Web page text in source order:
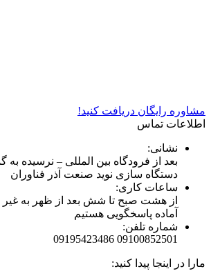
مشاوره رایگان دریافت کنید!
اطلاعات تماس
نشانی:
بعد از فرودگاه بین المللی – نرسیده
دستگاه سازی نوید صنعت آذر فناوران
ساعات کاری:
از هشت صبح تا شش بعد از ظهر به غیر
آماده پاسخگویی هستیم
شماره تلفن:
09100852501 09195423486
مارا در اینجا پیدا کنید: